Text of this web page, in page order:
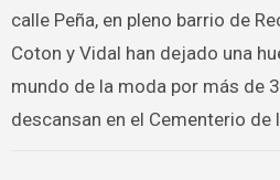
calle Peña, en pleno barrio de
Coton y Vidal han dejado una
mundo de la moda por más de
descansan en el Cementerio de